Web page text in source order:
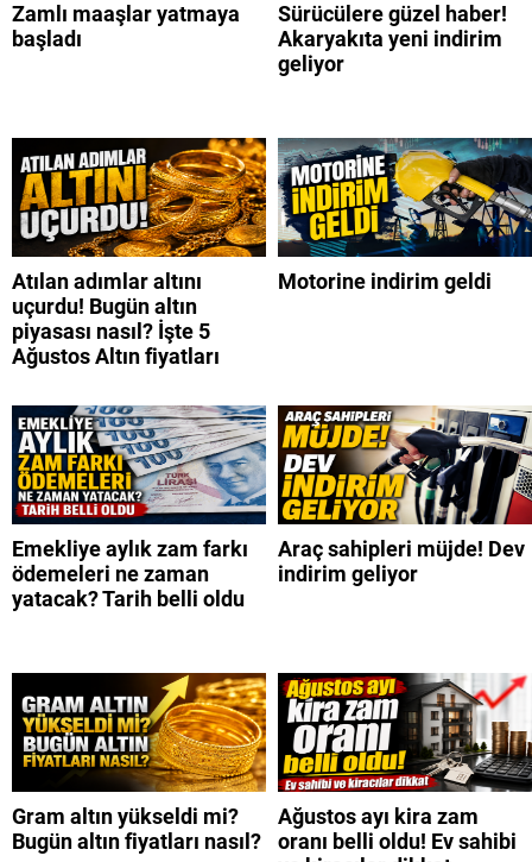
Zamlı maaşlar yatmaya
başladı
Sürücülere güzel haber!
Akaryakıta yeni indirim
geliyor
Atılan adımlar altını
uçurdu! Bugün altın
piyasası nasıl? İşte 5
Ağustos Altın fiyatları
Motorine indirim geldi
Emekliye aylık zam farkı
ödemeleri ne zaman
yatacak? Tarih belli oldu
Araç sahipleri müjde! Dev
indirim geliyor
Gram altın yükseldi mi?
Bugün altın fiyatları nasıl?
Ağustos ayı kira zam
oranı belli oldu! Ev sahibi